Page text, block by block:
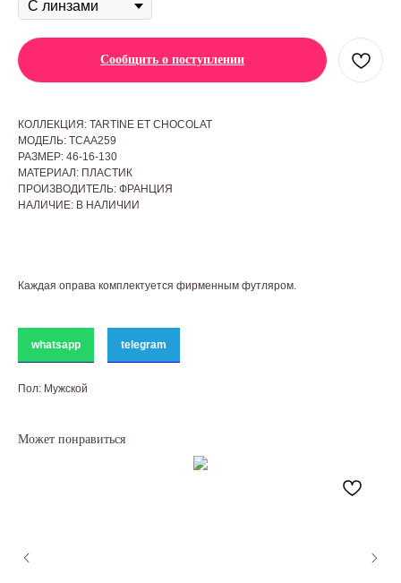
Сообщить о поступлении
КОЛЛЕКЦИЯ: TARTINE ET CHOCOLAT
МОДЕЛЬ: TCAA259
РАЗМЕР: 46-16-130
МАТЕРИАЛ: ПЛАСТИК
ПРОИЗВОДИТЕЛЬ: ФРАНЦИЯ
НАЛИЧИЕ: В НАЛИЧИИ
Каждая оправа комплектуется фирменным футляром.
whatsapp telegram
Пол: Мужской
Может понравиться